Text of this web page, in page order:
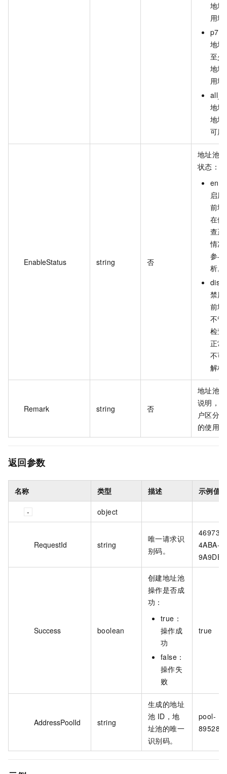
地址
用
地址
至少
地址
用
地址
地址
可用
EnableStatus string 否
地址池
状态：
启
前地
在健
查正
情况
参与
析。
禁用
前地
不管
检查
正常
不可
解析
Remark string 否
地址池
说明，
户区分
的使用
返回参数
名称 类型 描述 示例值
object
RequestId string
唯一请求识
别码。
4ABA-
Success boolean
创建地址池
操作是否成
功：
true：
操作成
功
false：
操作失
败
true
AddressPoolId string
生成的地址
池 ID，地
址池的唯一
识别码。
pool-